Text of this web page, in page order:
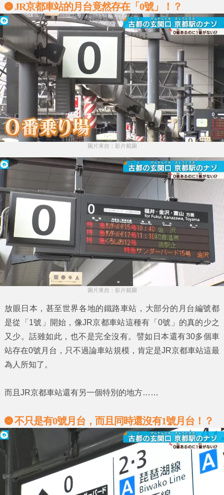
JR京都車站的月台竟然存在「0號」！？
圖片來自：影片截圖
圖片來自：影片截圖
放眼日本，甚至世界各地的鐵路車站，大部分的月台編號都
是從 「1號」 開始，像JR京都車站這種有 「0號」 的真的少之
又少。話雖如此，也不是完全沒有。譬如日本還有30多個車
站存在0號月台 ，只不過論車站規模，肯定是JR京都車站這最
為人所知了。
而且 JR京都車站還有另一個特別的地方……
不只是有0號月台，而且同時還沒有1號月台！？